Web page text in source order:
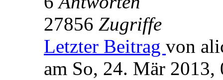
27856 Zugriffe
Letzter Beitrag von
am So, 24. Mär 2013,